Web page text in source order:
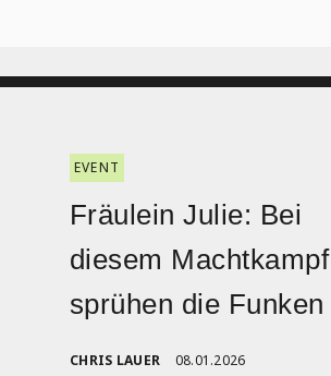
EVENT
Fräulein Julie: Bei
diesem Machtkampf
sprühen die Funken
CHRIS LAUER 08.01.2026